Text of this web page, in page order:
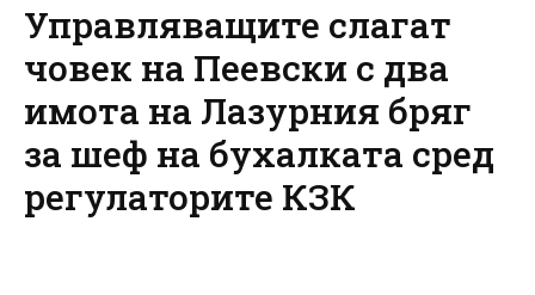
Управляващите слагат
човек на Пеевски с два
имота на Лазурния бряг
за шеф на бухалката сред
регулаторите КЗК